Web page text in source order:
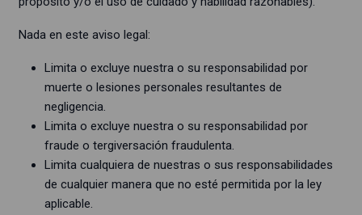
Nada en este aviso legal:
Limita o excluye nuestra o su responsabilidad por
muerte o lesiones personales resultantes de
negligencia.
Limita o excluye nuestra o su responsabilidad por
fraude o tergiversación fraudulenta.
Limita cualquiera de nuestras o sus responsabilidades
de cualquier manera que no esté permitida por la ley
aplicable.